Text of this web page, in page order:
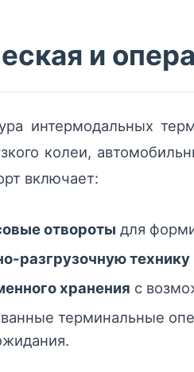
и
интермодальных
колеи,
включает:
отвороты для
разгрузочную технику
хранения с
терминальные